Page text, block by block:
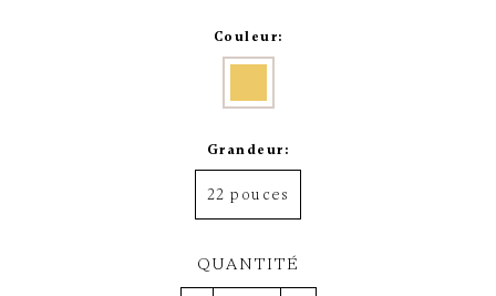
Couleur:
Grandeur:
22 pouces
QUANTITÉ